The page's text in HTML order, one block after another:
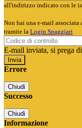
all'indirizzo indicato con le
Non hai una e-mail
tramite la Login Spaggiari
E-mail inviata, si prega
Errore
Chiudi
Successo
Chiudi
Informazione